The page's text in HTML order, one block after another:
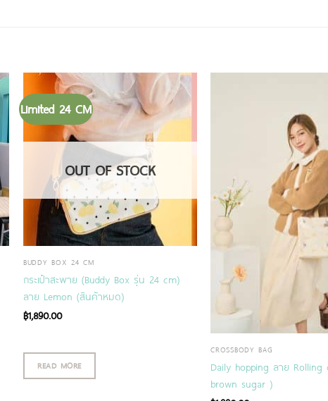
Limited 24 CM
OUT OF STOCK
BUDDY BOX 24 CM
กระเป๋าสะพาย (Buddy Box รุ่น 24 cm)
ลาย Lemon (สินค้าหมด)
฿1,890.00
READ MORE
CROSSBODY BAG
Daily hopping ลาย Rolling
brown sugar )